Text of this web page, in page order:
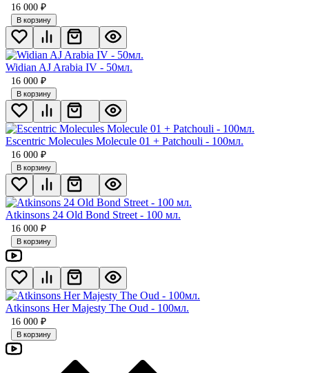
16 000 ₽
В корзину
Widian AJ Arabia IV - 50мл.
16 000 ₽
В корзину
Escentric Molecules Molecule 01 + Patchouli - 100мл.
16 000 ₽
В корзину
Atkinsons 24 Old Bond Street - 100 мл.
16 000 ₽
В корзину
Atkinsons Her Majesty The Oud - 100мл.
16 000 ₽
В корзину